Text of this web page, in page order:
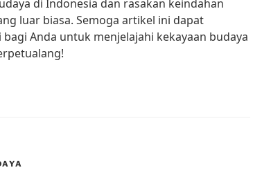
di Indonesia dan rasakan keindahan
luar biasa. Semoga artikel ini dapat
Anda untuk menjelajahi kekayaan budaya